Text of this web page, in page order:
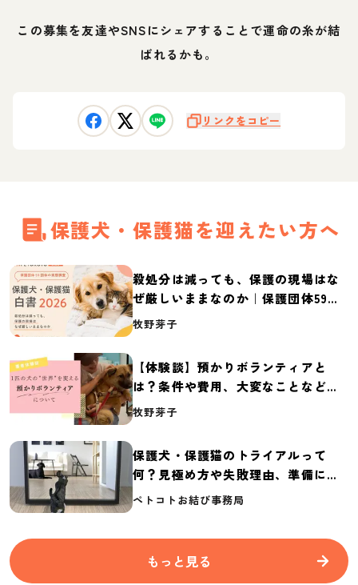
この募集を友達やSNSにシェアすることで運命の糸が結
ばれるかも。
リンクをコピー
保護犬・保護猫を迎えたい方へ
殺処分は減っても、保護の現場はな
ぜ厳しいままなのか｜保護団体59団
体の実態調査【保護犬・保護猫白書
牧野芽子
【体験談】預かりボランティアと
は？条件や費用、大変なことなど紹
介
牧野芽子
保護犬・保護猫のトライアルって
何？見極め方や失敗理由、準備に必
要なものを紹介
ペトコトお結び事務局
もっと見る